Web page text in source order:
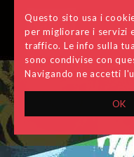
OK
Questo sito usa i
per migliorare i servizi
traffico. Le info sulla
sono condivise con
Navigando ne accetti